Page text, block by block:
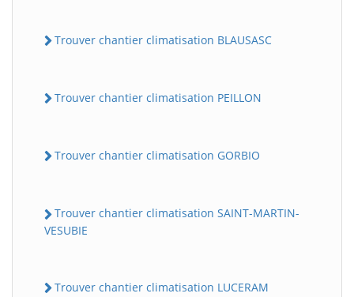
Trouver chantier climatisation BLAUSASC
Trouver chantier climatisation PEILLON
Trouver chantier climatisation GORBIO
Trouver chantier climatisation SAINT-MARTIN-
VESUBIE
Trouver chantier climatisation LUCERAM